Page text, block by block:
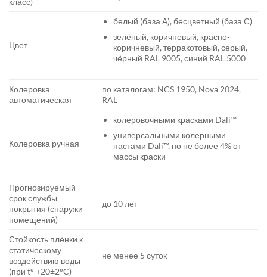
Цвет
белый (база А), бесцветный (база С)
зелёный, коричневый, красно-
коричневый, терракотовый, серый,
чёрный RAL 9005, синий RAL 5000
Колеровка
автоматическая
по каталогам: NCS 1950, Nova 2024,
RAL
Колеровка ручная
колеровочными красками Dali™
универсальными колерными
пастами Dali™, но не более 4% от
массы краски
Прогнозируемый
cрок службы
покрытия (снаружи
помещений)
до 10 лет
Стойкость плёнки к
статическому
воздействию воды
(при t° +20±2°C)
не менее 5 суток